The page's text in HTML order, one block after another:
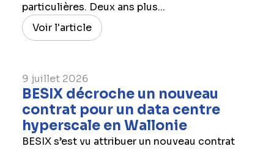
particulières. Deux ans plus...
Voir l'article
9 juillet 2026
BESIX décroche un nouveau
contrat pour un data centre
hyperscale en Wallonie
BESIX s’est vu attribuer un nouveau contrat